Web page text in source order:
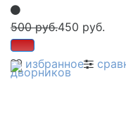
избранное
500 руб.450 руб.